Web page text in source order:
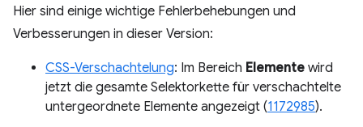
Hier sind einige wichtige Fehlerbehebungen und
Verbesserungen in dieser Version:
CSS-Verschachtelung: Im Bereich Elemente wird
jetzt die gesamte Selektorkette für verschachtelte
untergeordnete Elemente angezeigt (1172985).